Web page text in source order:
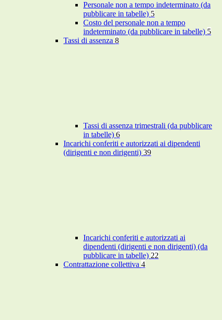
Personale non a tempo indeterminato (da
pubblicare in tabelle) 5
Costo del personale non a tempo
indeterminato (da pubblicare in tabelle) 5
Tassi di assenza 8
Tassi di assenza trimestrali (da pubblicare
in tabelle) 6
Incarichi conferiti e autorizzati ai dipendenti
(dirigenti e non dirigenti) 39
Incarichi conferiti e autorizzati ai
dipendenti (dirigenti e non dirigenti) (da
pubblicare in tabelle) 22
Contrattazione collettiva 4